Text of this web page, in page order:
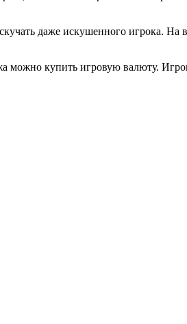
даже искушенного игрока.
можно купить игровую валюту.